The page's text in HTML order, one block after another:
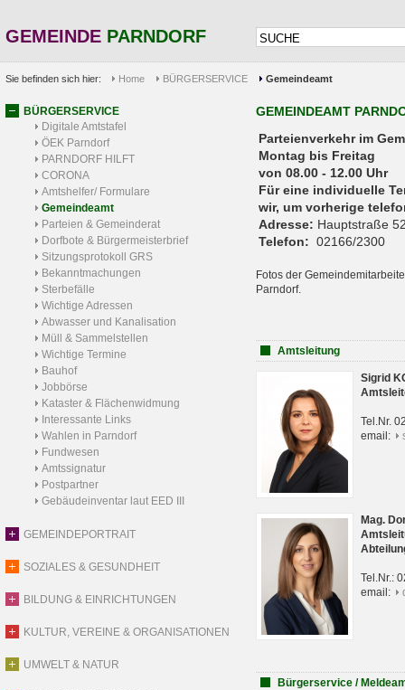
GEMEINDE PARNDORF
Sie befinden sich hier: Home BÜRGERSERVICE Gemeindeamt
BÜRGERSERVICE
Digitale Amtstafel
ÖEK Parndorf
PARNDORF HILFT
CORONA
Amtshelfer/ Formulare
Gemeindeamt
Parteien & Gemeinderat
Dorfbote & Bürgermeisterbrief
Sitzungsprotokoll GRS
Bekanntmachungen
Sterbefälle
Wichtige Adressen
Abwasser und Kanalisation
Müll & Sammelstellen
Wichtige Termine
Bauhof
Jobbörse
Kataster & Flächenwidmung
Interessante Links
Wahlen in Parndorf
Fundwesen
Amtssignatur
Postpartner
Gebäudeinventar laut EED III
GEMEINDEPORTRAIT
SOZIALES & GESUNDHEIT
BILDUNG & EINRICHTUNGEN
KULTUR, VEREINE & ORGANISATIONEN
UMWELT & NATUR
GEMEINDEAMT
Parteienverkehr
Montag bis Freitag
von 08.00 - 12.00 Uhr
Für eine individuelle
wir, um vorherige
Adresse: Hauptstraße
Telefon: 02166/2300
Fotos der
Parndorf.
Amtsleitung
Sigrid
Tel.Nr.
email:
Mag.
Tel.Nr.:
email:
Bürgerservice /